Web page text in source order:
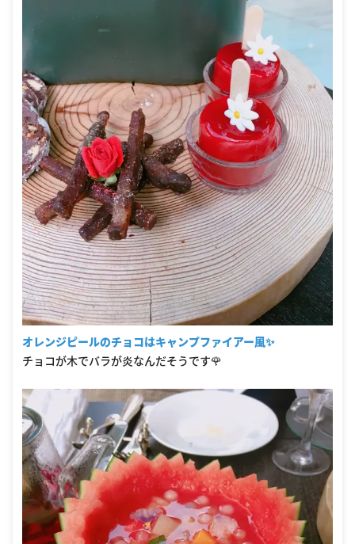
オレンジピールのチョコはキャンプファイアー風✨
チョコが木でバラが炎なんだそうです🌹